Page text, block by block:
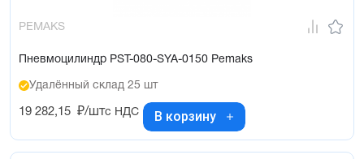
PEMAKS
Пневмоцилиндр PST-080-SYA-0150 Pemaks
Удалённый склад 25 шт
19 282,15 ₽/штс НДС В корзину